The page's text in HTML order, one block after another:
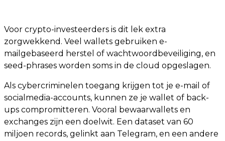
Voor crypto-investeerders is dit lek extra
zorgwekkend. Veel wallets gebruiken e-
mailgebaseerd herstel of wachtwoordbeveiliging, en
seed-phrases worden soms in de cloud opgeslagen.
Als cybercriminelen toegang krijgen tot je e-mail of
socialmedia-accounts, kunnen ze je wallet of back-
ups compromitteren. Vooral bewaarwallets en
exchanges zijn een doelwit. Een dataset van 60
miljoen records, gelinkt aan Telegram, en een andere